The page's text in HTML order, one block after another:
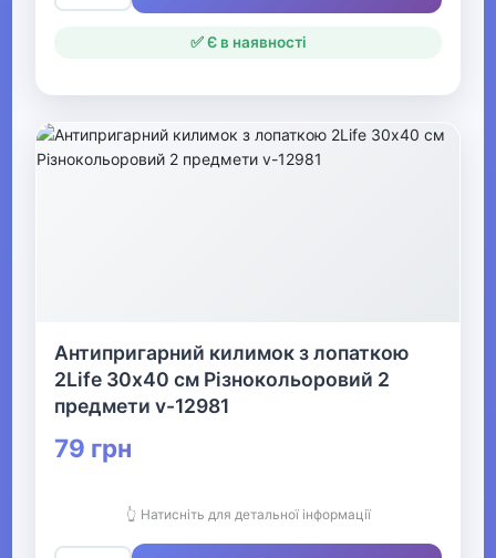
✅ Є в наявності
Антипригарний килимок з лопаткою
2Life 30х40 см Різнокольоровий 2
предмети v-12981
79 грн
👆 Натисніть для детальної інформації